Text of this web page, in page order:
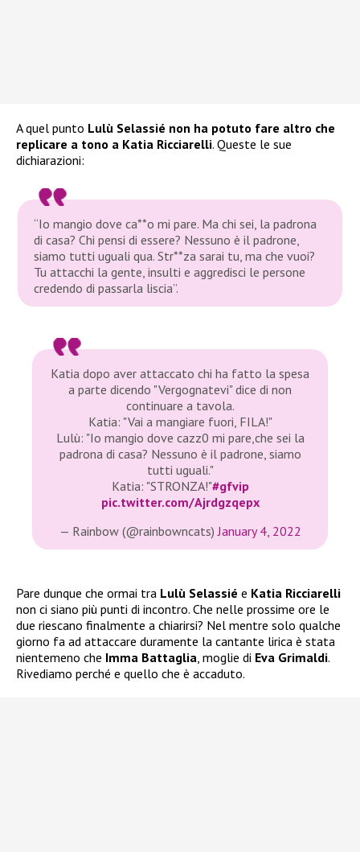
A quel punto Lulù Selassié non ha potuto fare altro che
replicare a tono a Katia Ricciarelli. Queste le sue
dichiarazioni:
“Io mangio dove ca**o mi pare. Ma chi sei, la padrona
di casa? Chi pensi di essere? Nessuno è il padrone,
siamo tutti uguali qua. Str**za sarai tu, ma che vuoi?
Tu attacchi la gente, insulti e aggredisci le persone
credendo di passarla liscia”.
Katia dopo aver attaccato chi ha fatto la spesa
a parte dicendo "Vergognatevi" dice di non
continuare a tavola.
Katia: "Vai a mangiare fuori, FILA!"
Lulù: "Io mangio dove cazz0 mi pare,che sei la
padrona di casa? Nessuno è il padrone, siamo
tutti uguali."
Katia: "STRONZA!"#gfvip
pic.twitter.com/Ajrdgzqepx
— Rainbow (@rainbowncats) January 4, 2022
Pare dunque che ormai tra Lulù Selassié e Katia Ricciarelli
non ci siano più punti di incontro. Che nelle prossime ore le
due riescano finalmente a chiarirsi? Nel mentre solo qualche
giorno fa ad attaccare duramente la cantante lirica è stata
nientemeno che Imma Battaglia , moglie di Eva Grimaldi.
Rivediamo perché e quello che è accaduto.